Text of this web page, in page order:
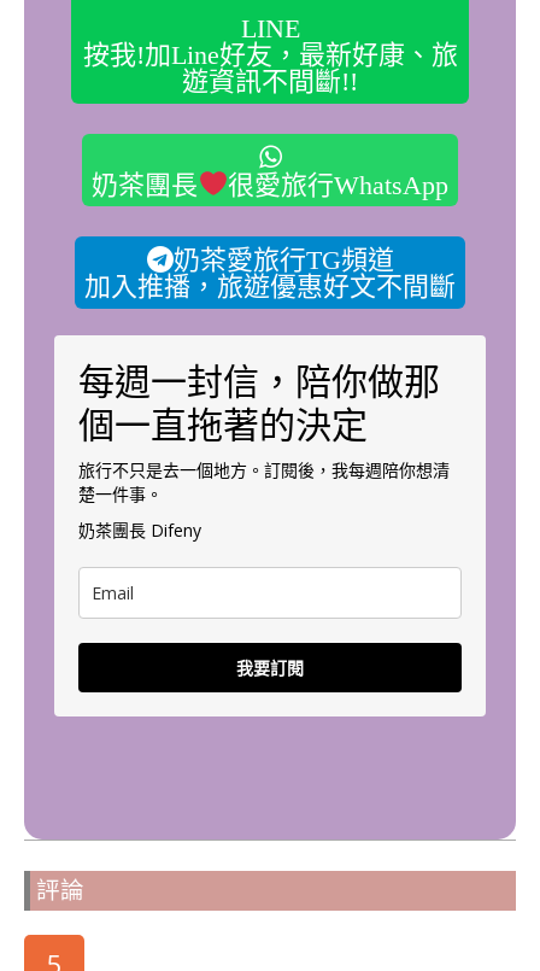
LINE
按我!加Line好友，最新好康、旅
遊資訊不間斷!!
奶茶團長 很愛旅行WhatsApp
奶茶愛旅行TG頻道
加入推播，旅遊優惠好文不間斷
每週一封信，陪你做那
個一直拖著的決定
旅行不只是去一個地方。訂閱後，我每週陪你想清
楚一件事。
奶茶團長 Difeny
我要訂閱
評論